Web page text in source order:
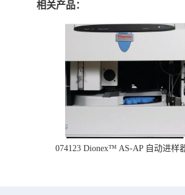
相关产品：
074123 Dionex™ AS-AP 自动进样